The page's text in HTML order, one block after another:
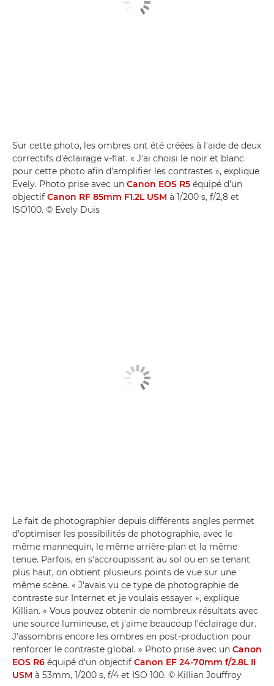
Sur cette photo, les ombres ont été créées à l'aide de deux
correctifs d'éclairage v-flat. « J'ai choisi le noir et blanc
pour cette photo afin d'amplifier les contrastes », explique
Evely. Photo prise avec un Canon EOS R5 équipé d'un
objectif Canon RF 85mm F1.2L USM à 1/200 s, f/2,8 et
ISO100. © Evely Duis
Le fait de photographier depuis différents angles permet
d'optimiser les possibilités de photographie, avec le
même mannequin, le même arrière-plan et la même
tenue. Parfois, en s'accroupissant au sol ou en se tenant
plus haut, on obtient plusieurs points de vue sur une
même scène. « J'avais vu ce type de photographie de
contraste sur Internet et je voulais essayer », explique
Killian. « Vous pouvez obtenir de nombreux résultats avec
une source lumineuse, et j'aime beaucoup l'éclairage dur.
J'assombris encore les ombres en post-production pour
renforcer le contraste global. » Photo prise avec un Canon
EOS R6 équipé d'un objectif Canon EF 24-70mm f/2.8L II
USM à 53mm, 1/200 s, f/4 et ISO 100. © Killian Jouffroy